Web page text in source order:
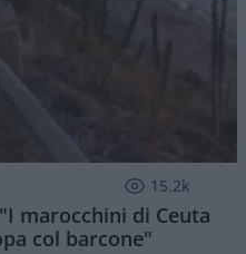
15.2k
marocchini di Ceuta
col barcone"